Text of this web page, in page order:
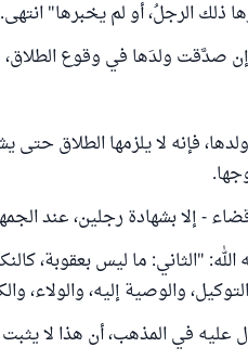
ذلك الرجلُ، أو لم يخبرها" انتهى.
إن صدَّقت ولدَها في وقوع
فإنه لا يلزمها الطلاق
- إلا بشهادة رجلين، عند
"الثاني: ما ليس بعقوبة،
والوصية إليه، والولاء،
عليه في المذهب، أن هذا لا